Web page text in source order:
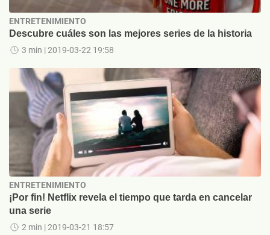
ENTRETENIMIENTO
Descubre cuáles son las mejores series de la historia
3 min | 2019-03-22 19:58
ENTRETENIMIENTO
¡Por fin! Netflix revela el tiempo que tarda en cancelar
una serie
2 min | 2019-03-21 18:57